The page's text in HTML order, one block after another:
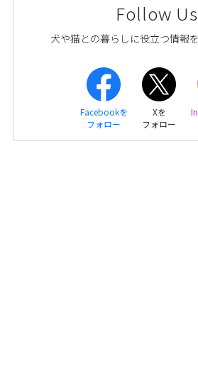
Follow
犬や猫との暮らしに役立つ情報
Facebookを
フォロー
Xを
フォロー